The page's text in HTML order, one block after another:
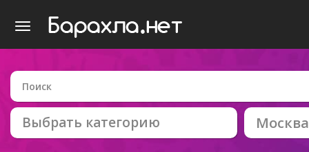
Выбрать категорию Москва